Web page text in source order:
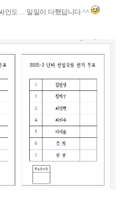
인도 ... 일일이 다했답니다 ^^